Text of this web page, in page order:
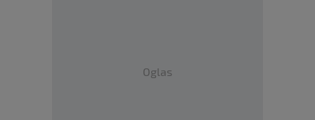
Oglas